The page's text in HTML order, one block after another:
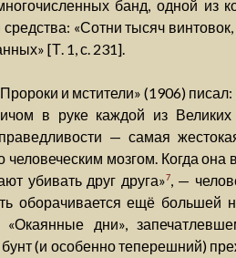
банд, одной из
«Сотни тысяч
[Т. 1, с. 231].
и мстители» (1906)
в руке каждой из
— самая
мозгом. Когда она
убивать друг друга»7, —
оборачивается ещё большей
«Окаянные дни»,
(и особенно теперешний)